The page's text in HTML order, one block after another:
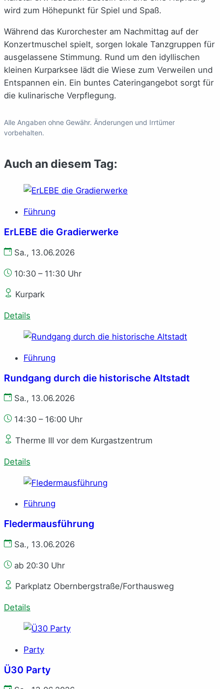
wird zum Höhepunkt für Spiel und Spaß.
Während das Kurorchester am Nachmittag auf der
Konzertmuschel spielt, sorgen lokale Tanzgruppen für
ausgelassene Stimmung. Rund um den idyllischen
kleinen Kurparksee lädt die Wiese zum Verweilen und
Entspannen ein. Ein buntes Cateringangebot sorgt für
die kulinarische Verpflegung.
Alle Angaben ohne Gewähr. Änderungen und Irrtümer
vorbehalten.
Auch an diesem Tag:
Führung
ErLEBE die Gradierwerke
Sa., 13.06.2026
10:30 – 11:30 Uhr
Kurpark
Details
Führung
Rundgang durch die historische Altstadt
Sa., 13.06.2026
14:30 – 16:00 Uhr
Therme III vor dem Kurgastzentrum
Details
Führung
Fledermausführung
Sa., 13.06.2026
ab 20:30 Uhr
Parkplatz Obernbergstraße/Forthausweg
Details
Party
Ü30 Party